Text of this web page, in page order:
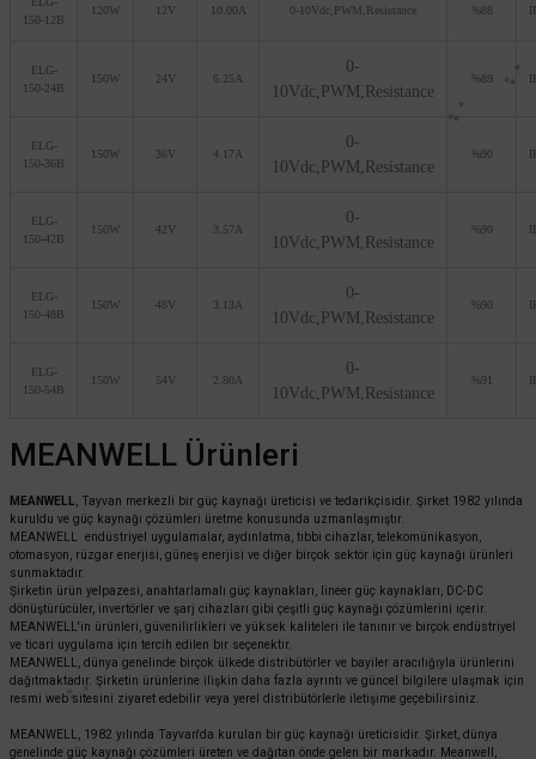
150-12B
120W 12V 10.00A 0-10Vdc,PWM,Resistance %88
ELG-
150-24B
150W 24V 6.25A
0-
10Vdc,PWM,Resistance
%89
ELG-
150-36B
150W 36V 4.17A
0-
10Vdc,PWM,Resistance
%90
ELG-
150-42B
150W 42V 3.57A
0-
10Vdc,PWM,Resistance
%90
ELG-
150-48B
150W 48V 3.13A
0-
10Vdc,PWM,Resistance
%90
ELG-
150-54B
150W 54V 2.80A
0-
10Vdc,PWM,Resistance
%91
MEANWELL Ürünleri
MEANWELL
, Tayvan merkezli bir güç kaynağı üreticisi ve tedarikçisidir. Şirket 1982 yılında
kuruldu ve güç kaynağı çözümleri üretme konusunda uzmanlaşmıştır.
MEANWELL endüstriyel uygulamalar, aydınlatma, tıbbi cihazlar, telekomünikasyon,
otomasyon, rüzgar enerjisi, güneş enerjisi ve diğer birçok sektör için güç kaynağı ürünleri
sunmaktadır.
Şirketin ürün yelpazesi, anahtarlamalı güç kaynakları, lineer güç kaynakları, DC-DC
dönüştürücüler, invertörler ve şarj cihazları gibi çeşitli güç kaynağı çözümlerini içerir.
MEANWELL'in ürünleri, güvenilirlikleri ve yüksek kaliteleri ile tanınır ve birçok endüstriyel
ve ticari uygulama için tercih edilen bir seçenektir.
MEANWELL, dünya genelinde birçok ülkede distribütörler ve bayiler aracılığıyla ürünlerini
dağıtmaktadır. Şirketin ürünlerine ilişkin daha fazla ayrıntı ve güncel bilgilere ulaşmak için
resmi web sitesini ziyaret edebilir veya yerel distribütörlerle iletişime geçebilirsiniz.
MEANWELL, 1982 yılında Tayvan'da kurulan bir güç kaynağı üreticisidir. Şirket, dünya
genelinde güç kaynağı çözümleri üreten ve dağıtan önde gelen bir markadır. Meanwell,